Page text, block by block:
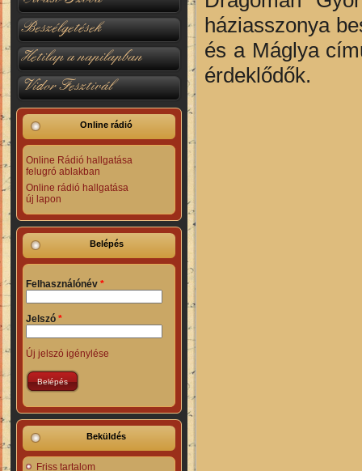
Beszélgetések
Hetilap a napilapban
Vidor Fesztivál
Online rádió
Online Rádió hallgatása
felugró ablakban
Online rádió hallgatása
új lapon
Belépés
Felhasználónév *
Jelszó *
Új jelszó igénylése
Beküldés
Friss tartalom
háziasszonya
és a Máglya
érdeklődők.